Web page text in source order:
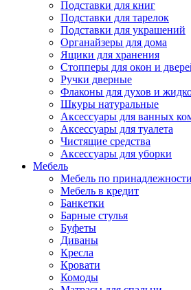
Подставки для книг
Подставки для тарелок
Подставки для украшений
Органайзеры для дома
Ящики для хранения
Стопперы для окон и
Ручки дверные
Флаконы для духов и
Шкуры натуральные
Аксессуары для ванных
Аксессуары для туалета
Чистящие средства
Аксессуары для уборки
Мебель
Мебель по
Мебель в кредит
Банкетки
Барные стулья
Буфеты
Диваны
Кресла
Кровати
Комоды